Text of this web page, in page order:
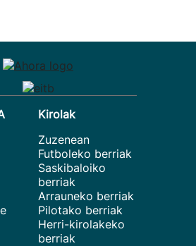
Kirolak
Zuzenean
Futboleko berriak
Saskibaloiko
berriak
Arrauneko berriak
Pilotako berriak
Herri-kirolakeko
berriak